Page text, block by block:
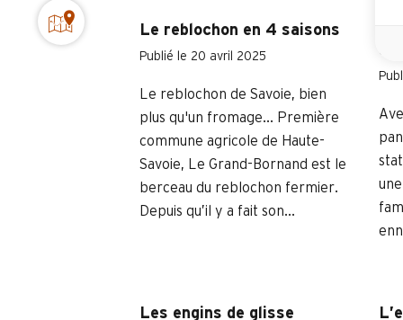
Le reblochon en 4 saisons
Publié le 20 avril 2025
Le reblochon de Savoie, bien
plus qu'un fromage... Première
commune agricole de Haute-
Savoie, Le Grand-Bornand est le
berceau du reblochon fermier.
Depuis qu’il y a fait son...
Les engins de glisse